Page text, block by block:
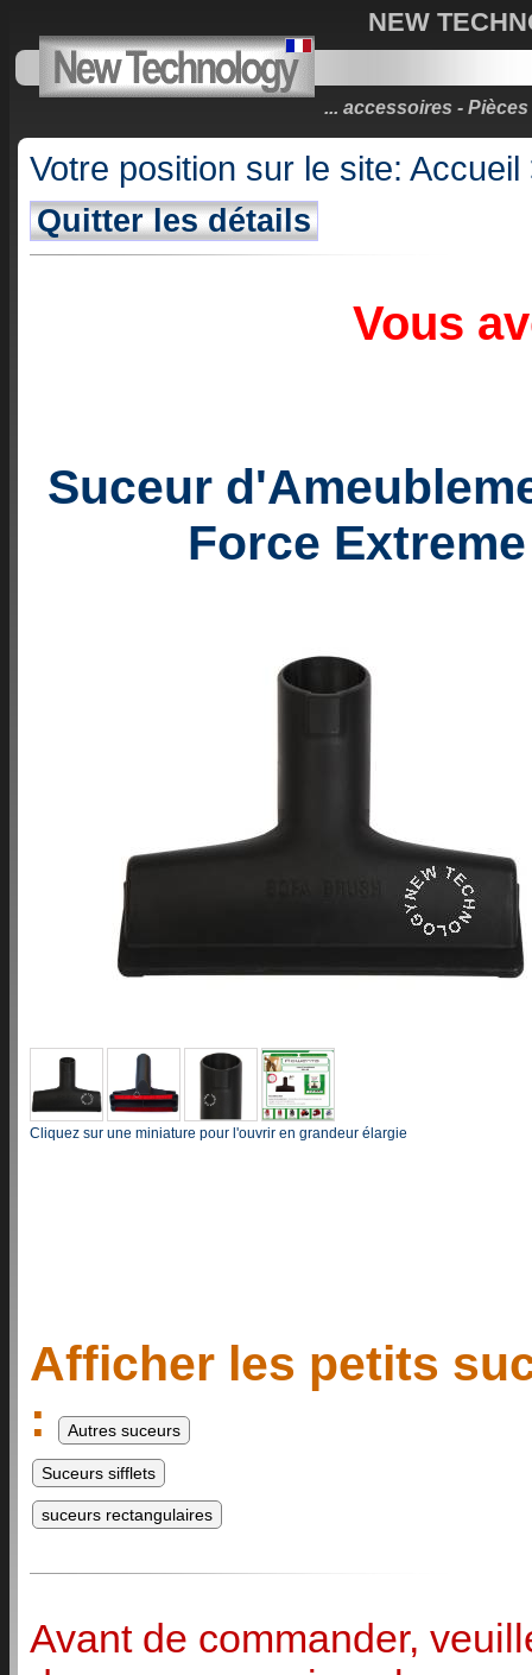
NEW
... accessoires -
Votre position sur le site: Accueil
Quitter les détails
Vous
Suceur
Force
Cliquez sur une miniature pour l'ouvrir en grandeur élargie
Afficher les petits
:
Avant de commander,